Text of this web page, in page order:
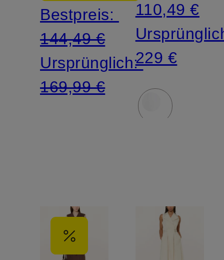
Bestpreis:
144,49 €
Ursprünglich:
169,99 €
110,49 €
229 €